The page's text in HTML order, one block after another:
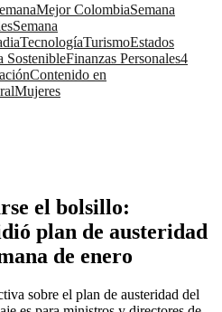
Mejor ColombiaSemana
Semana
TecnologíaTurismoEstados
SostenibleFinanzas Personales4
Contenido en
Mujeres
el bolsillo:
plan de austeridad
de enero
sobre el plan de austeridad del